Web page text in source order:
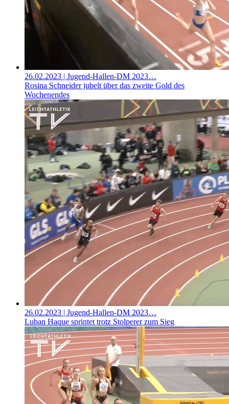
26.02.2023 | Jugend-Hallen-DM 2023…
Rosina Schneider jubelt über das zweite Gold des
Wochenendes
26.02.2023 | Jugend-Hallen-DM 2023…
Luban Haque sprintet trotz Stolperer zum Sieg